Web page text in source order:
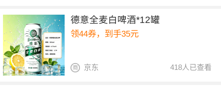
德意全麦白啤酒*12罐
领44券，到手35元
418人已查看
京东